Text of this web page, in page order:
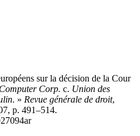
sur la décision de la Cour
Corp. c. Union des
. » Revue générale de droit,
p. 491–514.